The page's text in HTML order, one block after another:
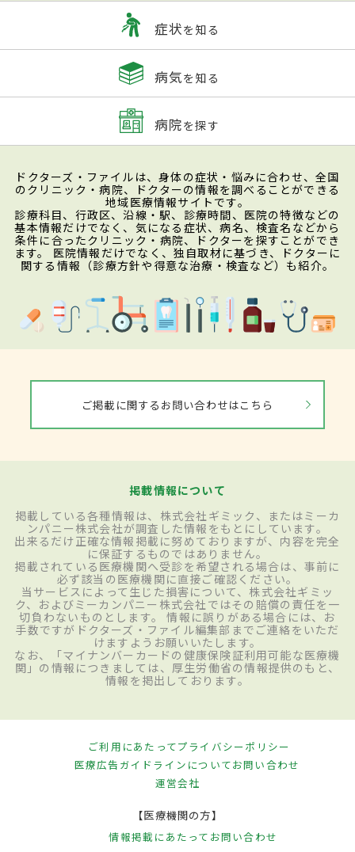
症状を知る
病気を知る
病院を探す
ドクターズ・ファイルは、身体の症状・悩みに合わせ、全国
のクリニック・病院、ドクターの情報を調べることができる
地域医療情報サイトです。
診療科目、行政区、沿線・駅、診療時間、医院の特徴などの
基本情報だけでなく、気になる症状、病名、検査名などから
条件に合ったクリニック・病院、ドクターを探すことができ
ます。 医院情報だけでなく、独自取材に基づき、ドクターに
関する情報（診療方針や得意な治療・検査など）も紹介。
ご掲載に関するお問い合わせはこちら
掲載情報について
掲載している各種情報は、株式会社ギミック、またはミーカ
ンパニー株式会社が調査した情報をもとにしています。
出来るだけ正確な情報掲載に努めておりますが、内容を完全
に保証するものではありません。
掲載されている医療機関へ受診を希望される場合は、事前に
必ず該当の医療機関に直接ご確認ください。
当サービスによって生じた損害について、株式会社ギミッ
ク、およびミーカンパニー株式会社ではその賠償の責任を一
切負わないものとします。 情報に誤りがある場合には、お
手数ですがドクターズ・ファイル編集部までご連絡をいただ
けますようお願いいたします。
なお、「マイナンバーカードの健康保険証利用可能な医療機
関」の情報につきましては、厚生労働省の情報提供のもと、
情報を掲出しております。
ご利用にあたってプライバシーポリシー
医療広告ガイドラインについてお問い合わせ
運営会社
【医療機関の方】
情報掲載にあたって お問い合わせ